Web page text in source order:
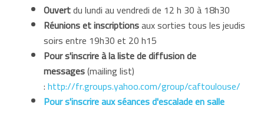
Ouvertdu lundi au vendredi de 12 h 30 à 18h30
Réunions et inscriptionsaux sorties tous les jeudis
soirs entre 19h30 et 20 h15
Pour s'inscrire à la liste de diffusion de
messages(mailing list)
:http://fr.groups.yahoo.com/group/caftoulouse/
Pour s'inscrire aux séances d'escalade en salle